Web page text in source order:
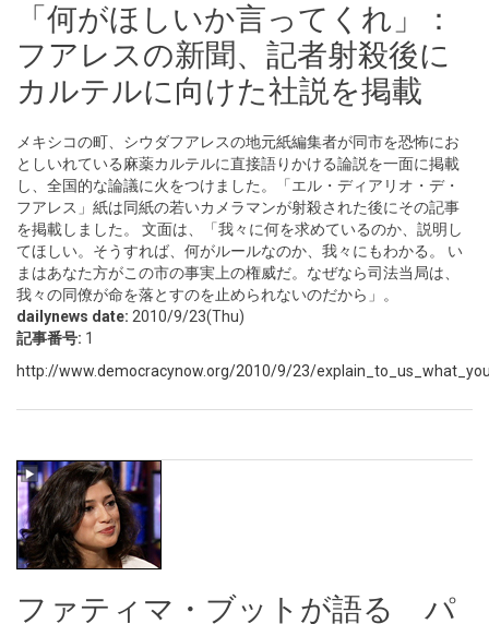
「何がほしいか言ってくれ」：
フアレスの新聞、記者射殺後に
カルテルに向けた社説を掲載
メキシコの町、シウダフアレスの地元紙編集者が同市を恐怖にお
としいれている麻薬カルテルに直接語りかける論説を一面に掲載
し、全国的な論議に火をつけました。「エル・ディアリオ・デ・
フアレス」紙は同紙の若いカメラマンが射殺された後にその記事
を掲載しました。 文面は、「我々に何を求めているのか、説明し
てほしい。そうすれば、何がルールなのか、我々にもわかる。 い
まはあなた方がこの市の事実上の権威だ。なぜなら司法当局は、
我々の同僚が命を落とすのを止められないのだから」。
dailynews date: 2010/9/23(Thu)
記事番号: 1
http://www.democracynow.org/2010/9/23/
ファティマ・ブットが語る パ